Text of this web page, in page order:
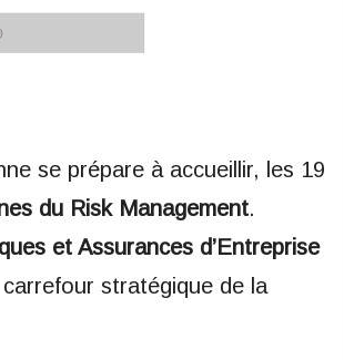
se prépare à accueillir, les 19
du Risk Management.
et Assurances d’Entreprise
stratégique de la